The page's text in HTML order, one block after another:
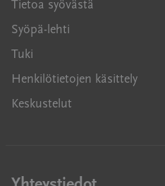
Tietoa syövästä
Syöpä-lehti
Tuki
Henkilötietojen käsittely
Keskustelut